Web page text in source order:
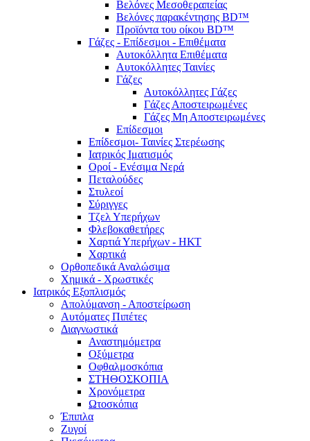
Βελόνες Μεσοθεραπείας
Βελόνες παρακέντησης BD™
Προϊόντα του οίκου BD™
Γάζες - Επίδεσμοι - Επιθέματα
Αυτοκόλλητα Επιθέματα
Αυτοκόλλητες Ταινίες
Γάζες
Αυτοκόλλητες Γάζες
Γάζες Αποστειρωμένες
Γάζες Μη Αποστειρωμένες
Επίδεσμοι
Επίδεσμοι- Ταινίες Στερέωσης
Ιατρικός Ιματισμός
Οροί - Ενέσιμα Νερά
Πεταλούδες
Στυλεοί
Σύριγγες
Τζελ Υπερήχων
Φλεβοκαθετήρες
Χαρτιά Υπερήχων - ΗΚΤ
Χαρτικά
Ορθοπεδικά Αναλώσιμα
Χημικά - Χρωστικές
Ιατρικός Εξοπλισμός
Απολύμανση - Αποστείρωση
Αυτόματες Πιπέτες
Διαγνωστικά
Αναστημόμετρα
Οξύμετρα
Οφθαλμοσκόπια
ΣΤΗΘΟΣΚΟΠΙΑ
Χρονόμετρα
Ωτοσκόπια
Έπιπλα
Ζυγοί